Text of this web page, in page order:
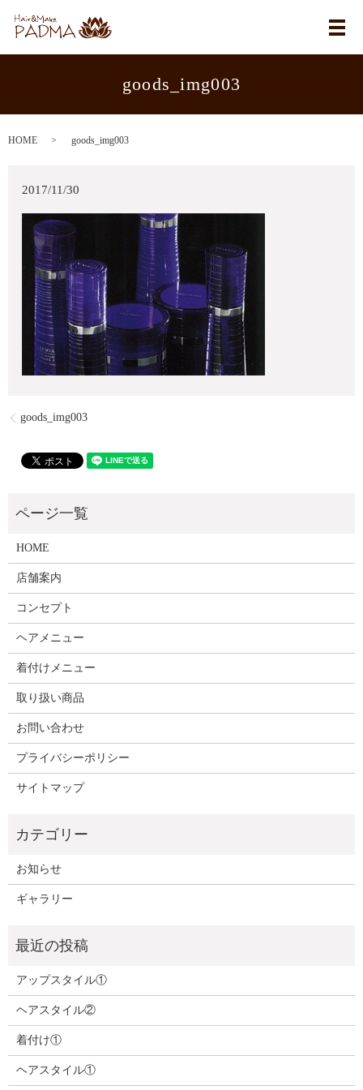
メ
goods_img003
HOME goods_img003
2017/11/30
goods_img003
HOME
店舗案内
コンセプト
ヘアメニュー
着付けメニュー
取り扱い商品
お問い合わせ
プライバシーポリシー
サイトマップ
お知らせ
ギャラリー
アップスタイル①
ヘアスタイル②
着付け①
ヘアスタイル①